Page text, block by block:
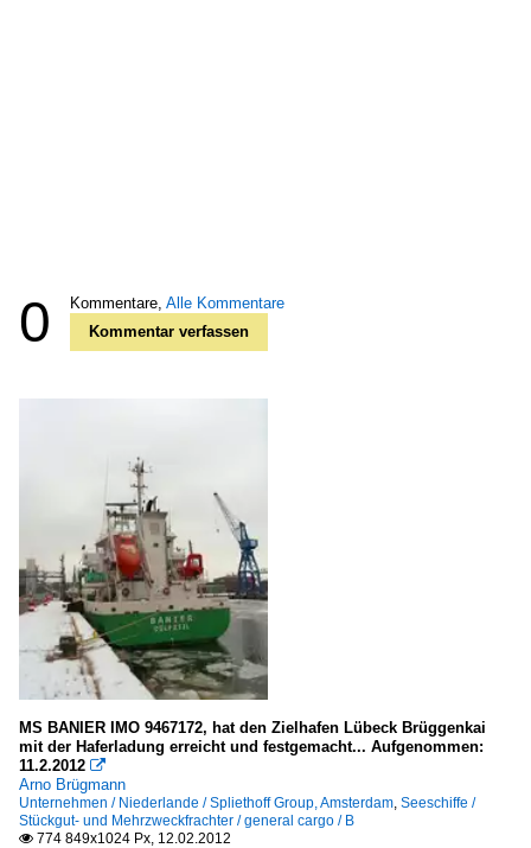
0 Kommentare, Alle Kommentare
Kommentar verfassen
MS BANIER IMO 9467172, hat den Zielhafen Lübeck Brüggenkai
mit der Haferladung erreicht und festgemacht... Aufgenommen:
11.2.2012 
Arno Brügmann
Unternehmen / Niederlande / Spliethoff Group, Amsterdam, Seeschiffe /
Stückgut- und Mehrzweckfrachter / general cargo / B
 774 849x1024 Px, 12.02.2012